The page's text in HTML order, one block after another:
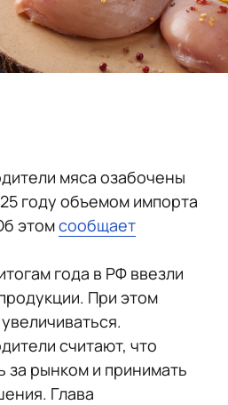
мяса озабочены
году объемом импорта
этомсообщает
года в РФ ввезли
При этом
считают, что
за рынком и принимать
Глава